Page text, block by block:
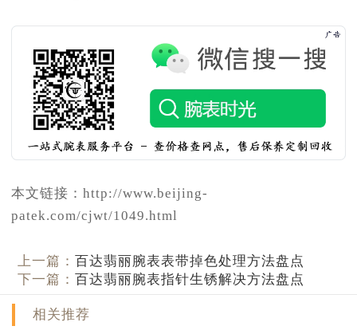
本文链接：http://www.beijing-
patek.com/cjwt/1049.html
上一篇：百达翡丽腕表表带掉色处理方法盘点
下一篇：百达翡丽腕表指针生锈解决方法盘点
相关推荐